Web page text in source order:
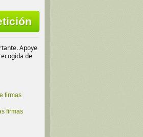
Apoye
de
firmas
firmas